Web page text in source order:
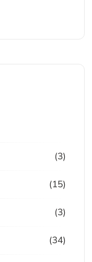
(3)
(15)
(3)
(34)